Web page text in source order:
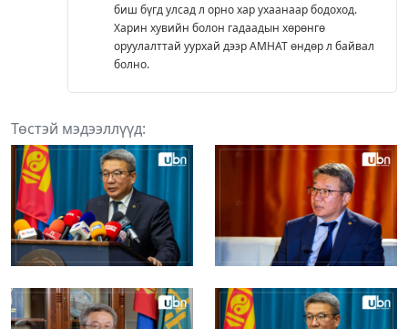
биш бүгд улсад л орно хар ухаанаар бодоход.
Харин хувийн болон гадаадын хөрөнгө
оруулалттай уурхай дээр АМНАТ өндөр л байвал
болно.
Төстэй мэдээллүүд: